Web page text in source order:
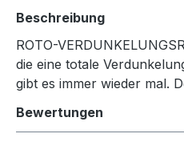
Beschreibung
ROTO-
die eine totale
gibt es immer wieder mal.
Bewertungen